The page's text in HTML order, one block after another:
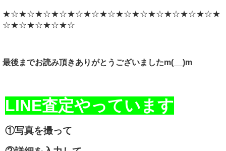
★☆★☆★☆★☆★☆★☆★☆★☆★☆★☆★☆★☆★☆★
☆★☆★☆★☆★☆
最後までお読み頂きありがとうございましたm(__)m
LINE査定やっています
①写真を撮って